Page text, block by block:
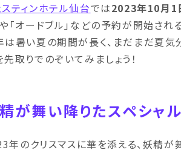
スティンホテル仙台では2023年10月1
「オードブル」などの予約が開始され
は暑い夏の期間が長く、まだまだ夏気
取りでのぞいてみましょう！
が舞い降りたスペシャ
年のクリスマスに華を添える、妖精が